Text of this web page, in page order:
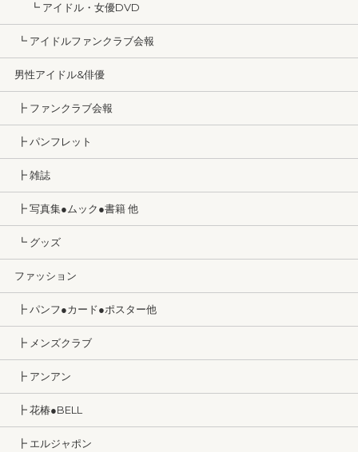
┗ アイドル・女優DVD
┗ アイドルファンクラブ会報
男性アイドル&俳優
┣ ファンクラブ会報
┣ パンフレット
┣ 雑誌
┣ 写真集●ムック●書籍 他
┗ グッズ
ファッション
┣ パンフ●カード●ポスター他
┣ メンズクラブ
┣ アンアン
┣ 花椿●BELL
┣ エルジャポン